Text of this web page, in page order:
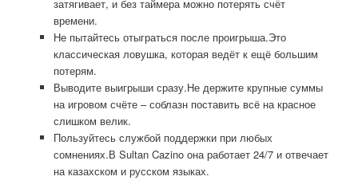
затягивает, и без таймера можно потерять счёт
времени.
Не пытайтесь отыграться после проигрыша.Это
классическая ловушка, которая ведёт к ещё большим
потерям.
Выводите выигрыши сразу.Не держите крупные суммы
на игровом счёте – соблазн поставить всё на красное
слишком велик.
Пользуйтесь службой поддержки при любых
сомнениях.В Sultan Cazino она работает 24/7 и отвечает
на казахском и русском языках.